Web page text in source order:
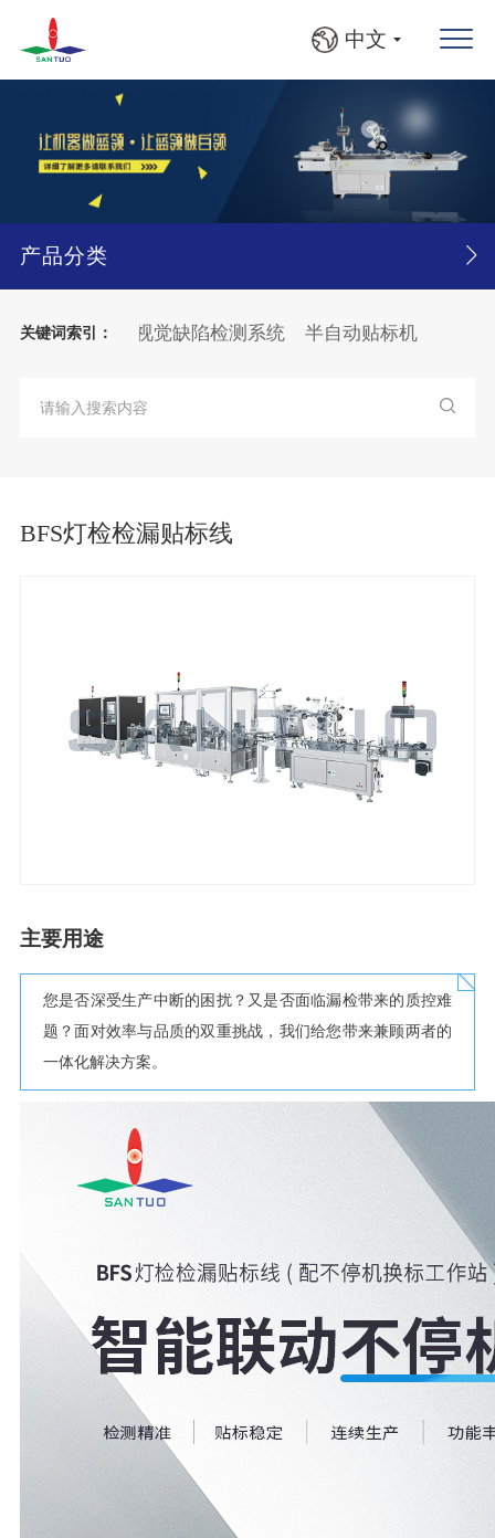
中文
产品分类
关键词索引：
贴标机 视觉缺陷检测系统 半自动贴标机 自动贴标机
BFS灯检检漏贴标线
主要用途
您是否深受生产中断的困扰？又是否面临漏检带来的质控难
题？面对效率与品质的双重挑战，我们给您带来兼顾两者的
一体化解决方案。